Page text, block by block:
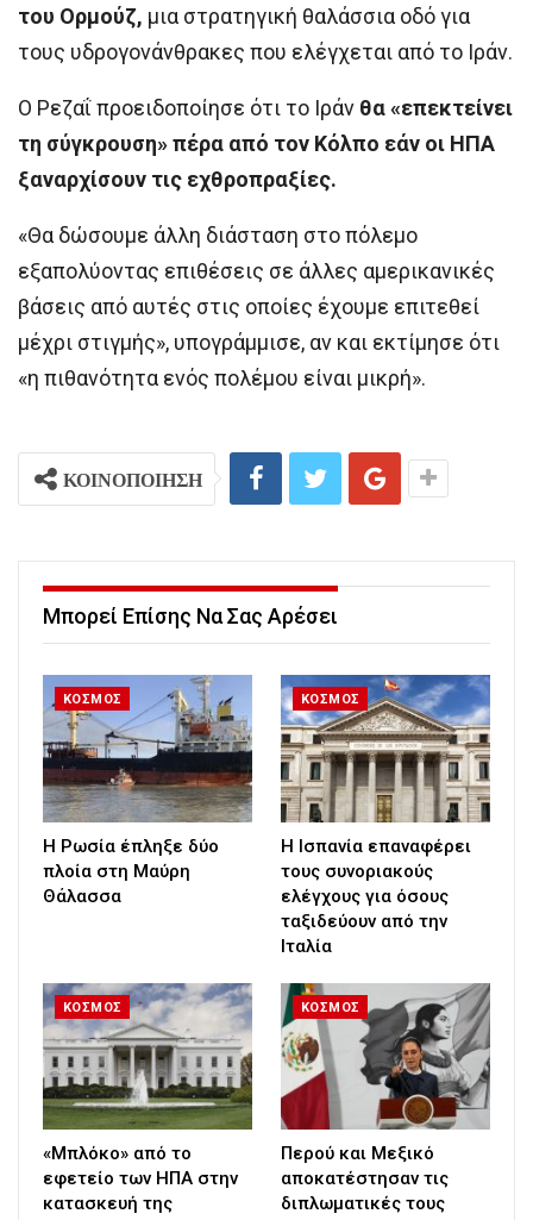
του Ορμούζ, μια στρατηγική θαλάσσια οδό για
τους υδρογονάνθρακες που ελέγχεται από το Ιράν.
Ο Ρεζαΐ προειδοποίησε ότι το Ιράν θα «επεκτείνει
τη σύγκρουση» πέρα από τον Κόλπο εάν οι ΗΠΑ
ξαναρχίσουν τις εχθροπραξίες.
«Θα δώσουμε άλλη διάσταση στο πόλεμο
εξαπολύοντας επιθέσεις σε άλλες αμερικανικές
βάσεις από αυτές στις οποίες έχουμε επιτεθεί
μέχρι στιγμής», υπογράμμισε, αν και εκτίμησε ότι
«η πιθανότητα ενός πολέμου είναι μικρή».
ΚΟΙΝΟΠΟΙΗΣΗ
Μπορεί Επίσης Να Σας Αρέσει
ΚΟΣΜΟΣ
Η Ρωσία έπληξε δύο
πλοία στη Μαύρη
Θάλασσα
ΚΟΣΜΟΣ
H Ισπανία επαναφέρει
τους συνοριακούς
ελέγχους για όσους
ταξιδεύουν από την
Ιταλία
ΚΟΣΜΟΣ
«Μπλόκο» από το
εφετείο των ΗΠΑ στην
κατασκευή της
ΚΟΣΜΟΣ
Περού και Μεξικό
αποκατέστησαν τις
διπλωματικές τους